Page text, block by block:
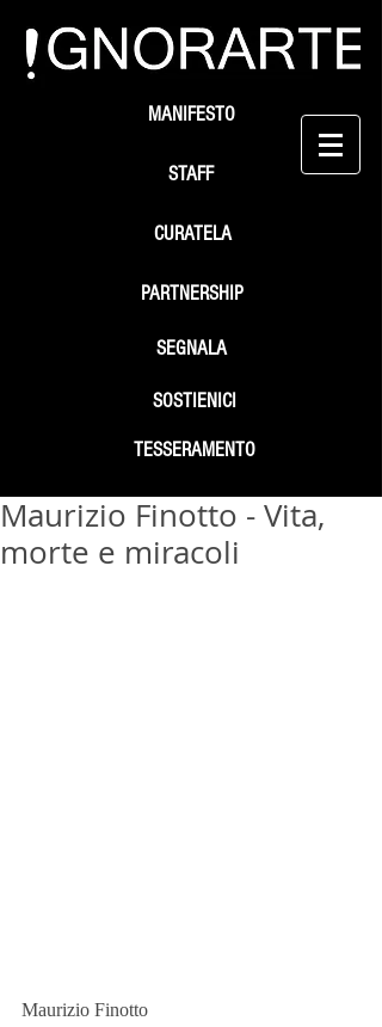
STAFF
SEGNALA
SOSTIENICI
MANIFESTO
PARTNERSHIP
TESSERAMENTO
CURATELA
Maurizio Finotto - Vita,
morte e miracoli
Maurizio Finotto